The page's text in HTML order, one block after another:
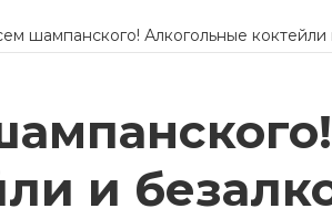
шампанского! Алкогольные коктейли
и